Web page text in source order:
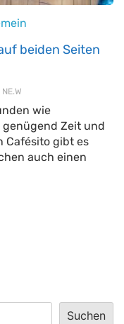
beiden Seiten
NE.W
wie
Zeit und
Cafésito gibt es
auch einen
Suchen